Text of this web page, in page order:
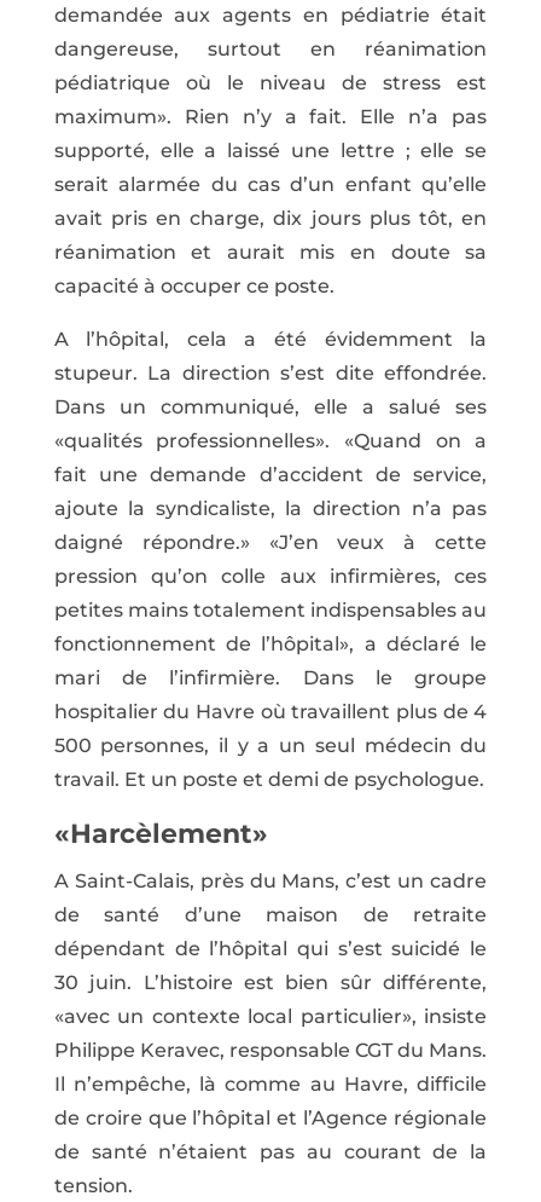
demandée aux agents en pédiatrie était
dangereuse, surtout en réanimation
pédiatrique où le niveau de stress est
maximum». Rien n’y a fait. Elle n’a pas
supporté, elle a laissé une lettre ; elle se
serait alarmée du cas d’un enfant qu’elle
avait pris en charge, dix jours plus tôt, en
réanimation et aurait mis en doute sa
capacité à occuper ce poste.
A l’hôpital, cela a été évidemment la
stupeur. La direction s’est dite effondrée.
Dans un communiqué, elle a salué ses
«qualités professionnelles». «Quand on a
fait une demande d’accident de service,
ajoute la syndicaliste, la direction n’a pas
daigné répondre.» «J’en veux à cette
pression qu’on colle aux infirmières, ces
petites mains totalement indispensables au
fonctionnement de l’hôpital», a déclaré le
mari de l’infirmière. Dans le groupe
hospitalier du Havre où travaillent plus de 4
500 personnes, il y a un seul médecin du
travail. Et un poste et demi de psychologue.
«Harcèlement»
A Saint-Calais, près du Mans, c’est un cadre
de santé d’une maison de retraite
dépendant de l’hôpital qui s’est suicidé le
30 juin. L’histoire est bien sûr différente,
«avec un contexte local particulier», insiste
Philippe Keravec, responsable CGT du Mans.
Il n’empêche, là comme au Havre, difficile
de croire que l’hôpital et l’Agence régionale
de santé n’étaient pas au courant de la
tension.